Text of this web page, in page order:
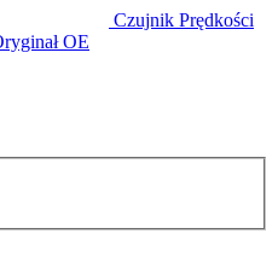
Czujnik Prędkości
OE